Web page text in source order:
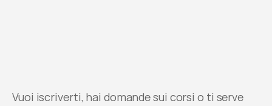
Parla con il team
Vuoi iscriverti, hai domande sui corsi o ti serve